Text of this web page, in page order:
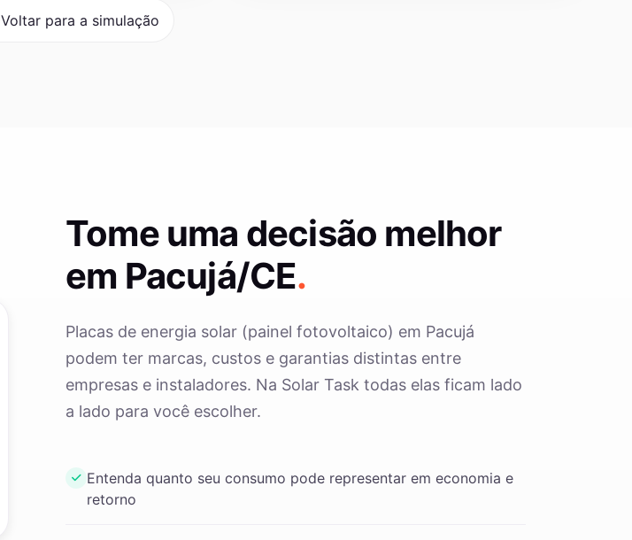
Voltar para a simulação
Tome uma decisão melhor
em Pacujá/CE.
Placas de energia solar (painel fotovoltaico) em Pacujá
podem ter marcas, custos e garantias distintas entre
empresas e instaladores. Na Solar Task todas elas ficam lado
a lado para você escolher.
Entenda quanto seu consumo pode representar em economia e
retorno